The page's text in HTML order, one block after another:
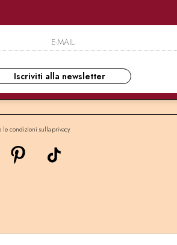
le condizioni sulla privacy.
Iscriviti alla newsletter